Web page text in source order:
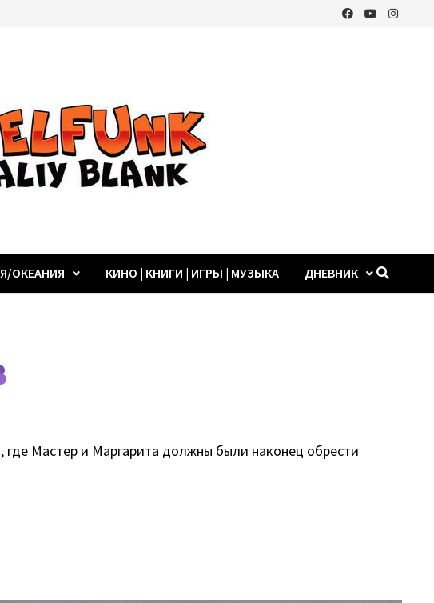
ОКЕАНИЯ КИНО | КНИГИ | ИГРЫ | МУЗЫКА ДНЕВНИК
где Мастер и Маргарита должны были наконец обрести